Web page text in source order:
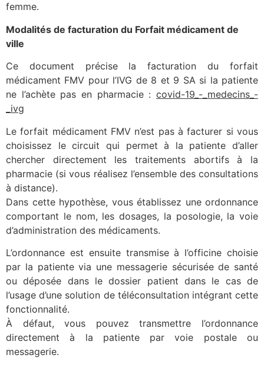
femme.
Modalités de facturation du Forfait médicament de
ville
Ce document précise la facturation du forfait
médicament FMV pour l’IVG de 8 et 9 SA si la patiente
ne l’achète pas en pharmacie : covid-19_-_medecins_-
_ivg
Le forfait médicament FMV n’est pas à facturer si vous
choisissez le circuit qui permet à la patiente d’aller
chercher directement les traitements abortifs à la
pharmacie (si vous réalisez l’ensemble des consultations
à distance).
Dans cette hypothèse, vous établissez une ordonnance
comportant le nom, les dosages, la posologie, la voie
d’administration des médicaments.
L’ordonnance est ensuite transmise à l’officine choisie
par la patiente via une messagerie sécurisée de santé
ou déposée dans le dossier patient dans le cas de
l’usage d’une solution de téléconsultation intégrant cette
fonctionnalité.
À défaut, vous pouvez transmettre l’ordonnance
directement à la patiente par voie postale ou
messagerie.